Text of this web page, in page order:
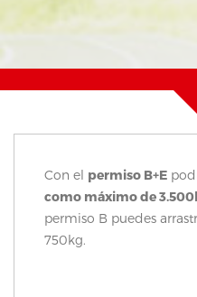
Con el permiso B+E
como máximo de
permiso B puedes
750kg.